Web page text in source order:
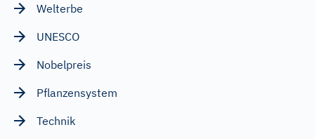
Welterbe
UNESCO
Nobelpreis
Pflanzensystem
Technik